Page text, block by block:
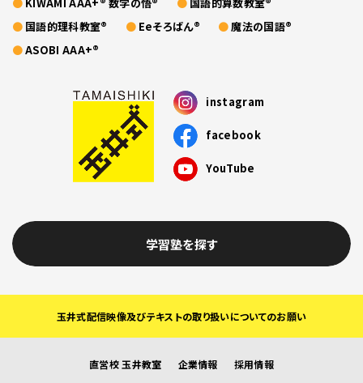
国語的理科教室®
Eeそろばん®
魔法の国語®
ASOBI AAA+®
instagram
facebook
YouTube
学習塾を探す
玉井式配信映像及びテキストの取り扱いについてのお願い
直営校 玉井教室 企業情報 採用情報